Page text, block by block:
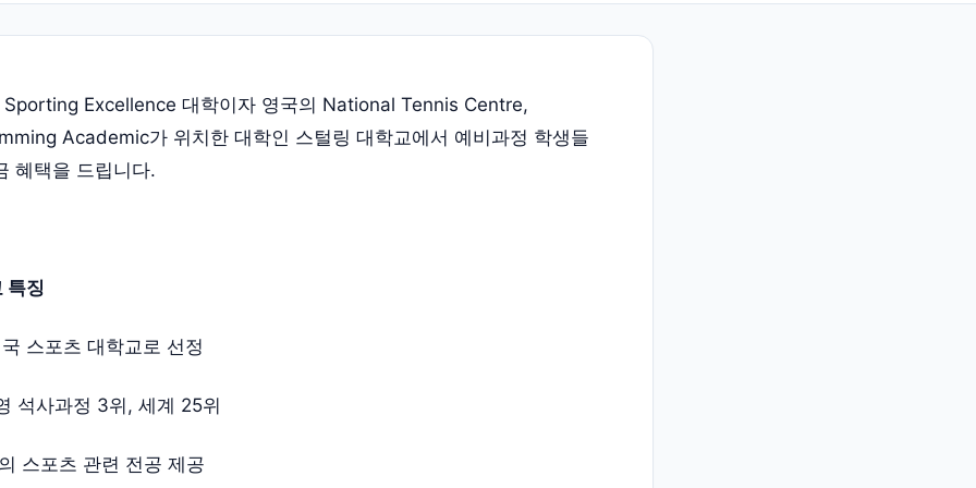
Sporting Excellence 대학이자 영국의 National Tennis Centre,
Academic가 위치한 대학인 스털링 대학교에서 예비과정 학생들
혜택을 드립니다.
특징
스포츠 대학교로 선정
석사과정 3위, 세계 25위
스포츠 관련 전공 제공